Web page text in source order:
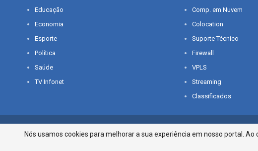
Educação
Economia
Esporte
Política
Saúde
TV Infonet
Comp. em Nuvem
Colocation
Suporte Técnico
Firewall
VPLS
Streaming
Classificados
© 2026 - O que é notícia em Sergipe. Todos os direitos reservados.
Nós usamos cookies para melhorar a sua experiência em nosso portal.